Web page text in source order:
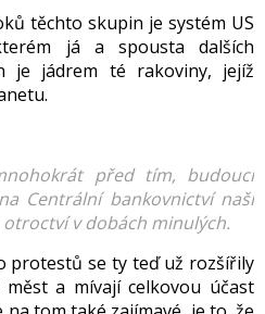
těchto skupin je systém US
já a spousta dalších
je jádrem té rakoviny, jejíž
před tím, budoucí
Centrální bankovnictví naší
v dobách minulých.
protestů se ty teď už rozšířily
měst a mívají celkovou účast